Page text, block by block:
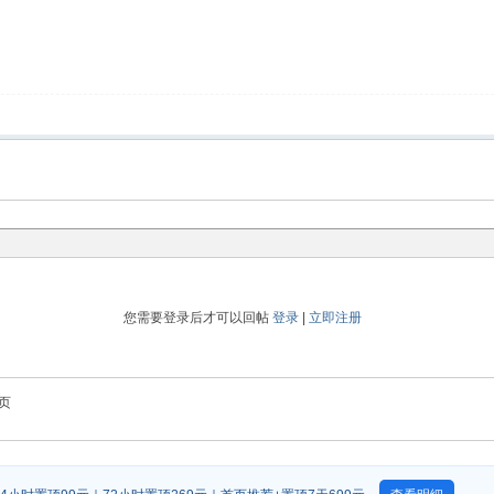
您需要登录后才可以回帖 登录| 立即注册